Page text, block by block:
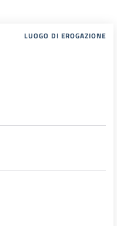
LUOGO DI EROGAZIONE